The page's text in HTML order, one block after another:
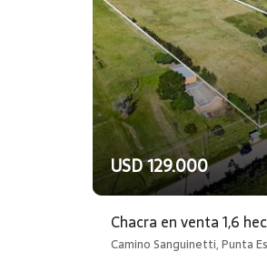
USD 129.000
Camino Sanguinetti, Punta